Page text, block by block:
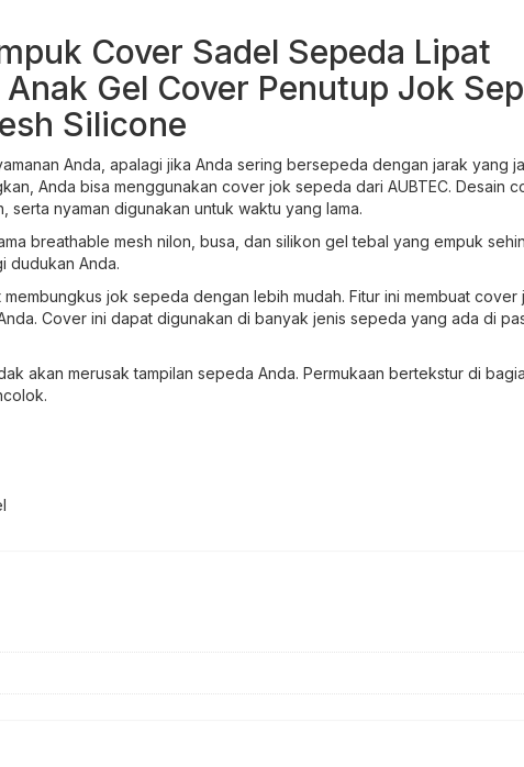
Gel
Silicone
Universal
untuk
Sepeda
Lipat
Sepeda
Gunung
BMX
Dewasa
Sarung
Nyaman
Cover Sadel Sepeda Lipat
Gel Cover Penutup Jok
Silicone
Anda, apalagi jika Anda sering bersepeda dengan jarak yang
Anda bisa menggunakan cover jok sepeda dari AUBTEC. Desain
nyaman digunakan untuk waktu yang lama.
breathable mesh nilon, busa, dan silikon gel tebal yang empuk
dudukan Anda.
jok sepeda dengan lebih mudah. Fitur ini membuat cover
Cover ini dapat digunakan di banyak jenis sepeda yang ada di
akan merusak tampilan sepeda Anda. Permukaan bertekstur di